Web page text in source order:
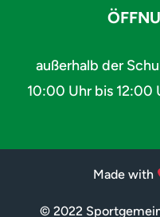
außerhalb der
10:00 Uhr bis 12:00
Made with
© 2022